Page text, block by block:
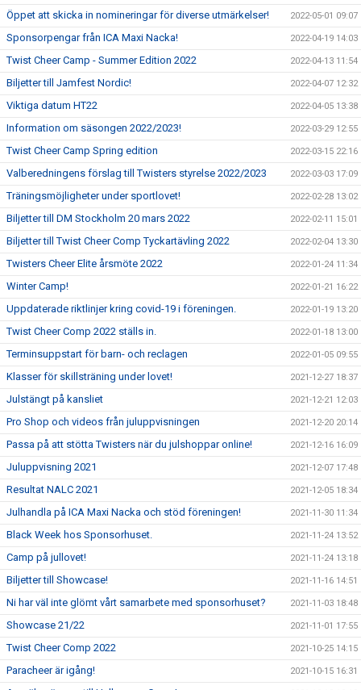
Öppet att skicka in nomineringar för diverse utmärkelser! 2022-05-01 09:07
Sponsorpengar från ICA Maxi Nacka! 2022-04-19 14:03
Twist Cheer Camp - Summer Edition 2022 2022-04-13 11:54
Biljetter till Jamfest Nordic! 2022-04-07 12:32
Viktiga datum HT22 2022-04-05 13:38
Information om säsongen 2022/2023! 2022-03-29 12:55
Twist Cheer Camp Spring edition 2022-03-15 22:16
Valberedningens förslag till Twisters styrelse 2022/2023 2022-03-03 17:09
Träningsmöjligheter under sportlovet! 2022-02-28 13:02
Biljetter till DM Stockholm 20 mars 2022 2022-02-11 15:01
Biljetter till Twist Cheer Comp Tyckartävling 2022 2022-02-04 13:30
Twisters Cheer Elite årsmöte 2022 2022-01-24 11:34
Winter Camp! 2022-01-21 16:22
Uppdaterade riktlinjer kring covid-19 i föreningen. 2022-01-19 13:20
Twist Cheer Comp 2022 ställs in. 2022-01-18 13:00
Terminsuppstart för barn- och reclagen 2022-01-05 09:55
Klasser för skillsträning under lovet! 2021-12-27 18:37
Julstängt på kansliet 2021-12-21 12:03
Pro Shop och videos från juluppvisningen 2021-12-20 20:14
Passa på att stötta Twisters när du julshoppar online! 2021-12-16 16:09
Juluppvisning 2021 2021-12-07 17:48
Resultat NALC 2021 2021-12-05 18:34
Julhandla på ICA Maxi Nacka och stöd föreningen! 2021-11-30 11:34
Black Week hos Sponsorhuset. 2021-11-24 13:52
Camp på jullovet! 2021-11-24 13:18
Biljetter till Showcase! 2021-11-16 14:51
Ni har väl inte glömt vårt samarbete med sponsorhuset? 2021-11-03 18:48
Showcase 21/22 2021-11-01 17:55
Twist Cheer Comp 2022 2021-10-25 14:15
Paracheer är igång! 2021-10-15 16:31